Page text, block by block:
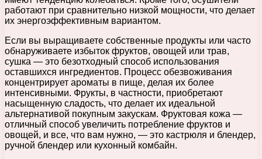
работают при сравнительно низкой мощности, что делает
их энергоэффективным вариантом.
Если вы выращиваете собственные продукты или часто
обнаруживаете избыток фруктов, овощей или трав,
сушка — это безотходный способ использования
оставшихся ингредиентов. Процесс обезвоживания
концентрирует ароматы в пище, делая их более
интенсивными. Фрукты, в частности, приобретают
насыщенную сладость, что делает их идеальной
альтернативой покупным закускам. Фруктовая кожа —
отличный способ увеличить потребление фруктов и
овощей, и все, что вам нужно, — это кастрюля и блендер,
ручной блендер или кухонный комбайн.